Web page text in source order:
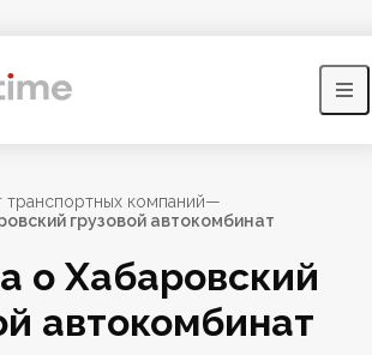
транспортных компаний—
грузовой автокомбинат
о Хабаровский
автокомбинат